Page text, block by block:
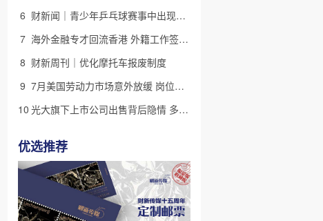
6
财新闻｜青少年乒乓球赛事中出现严重赛风赛纪问题，乒协发文
7
海外金融专才回流香港 外籍工作签证翻倍
8 财新周刊｜优化摩托车报废制度
9
7月美国劳动力市场意外放缓 岗位减少2.3万个失业率降至4.1%
10
光大旗下上市公司出售背后隐情 多人卷入医疗腐败案被查
优选推荐